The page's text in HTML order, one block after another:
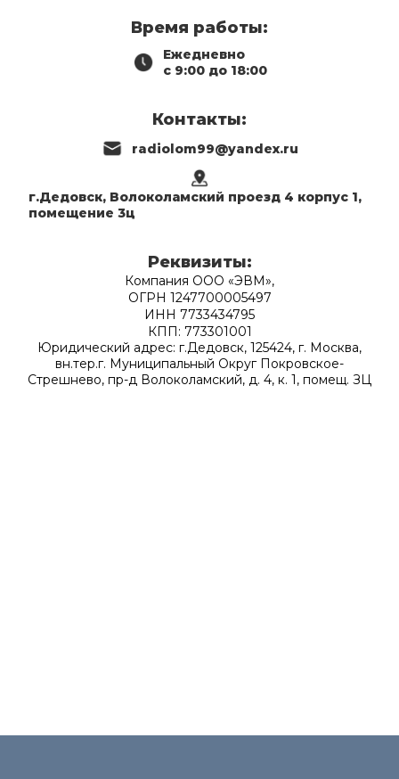
Время работы:
Ежедневно
с 9:00 до 18:00
Контакты:
radiolom99@yandex.ru
г.Дедовск, Волоколамский проезд 4 корпус 1,
помещение 3ц
Реквизиты:
Компания ООО «ЭВМ»,
ОГРН 1247700005497
ИНН 7733434795
КПП: 773301001
Юридический адрес: г.Дедовск, 125424, г. Москва,
вн.тер.г. Муниципальный Округ Покровское-
Стрешнево, пр-д Волоколамский, д. 4, к. 1, помещ. ЗЦ